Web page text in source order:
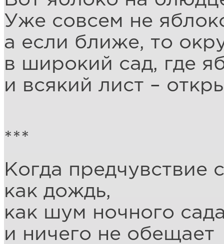
Уже совсем не
а если ближе, то
в широкий сад, где
и всякий лист –
***
Когда предчувствие
как дождь,
как шум ночного
и ничего не обещает